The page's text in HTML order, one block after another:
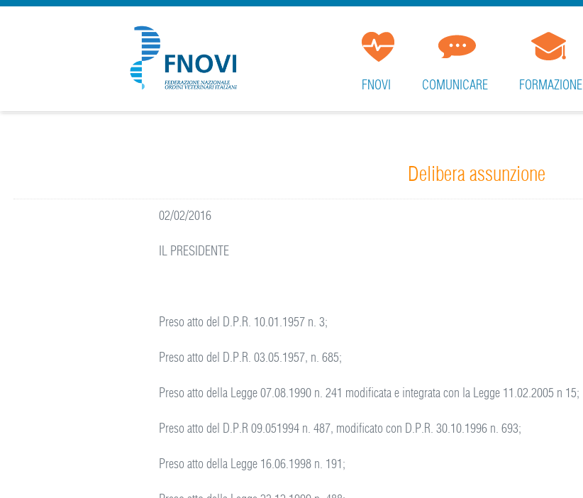
FNOVI COMUNICARE FORMAZIONE
Delibera assunzione
02/02/2016
IL PRESIDENTE
Preso atto del D.P.R. 10.01.1957 n. 3;
Preso atto del D.P.R. 03.05.1957, n. 685;
Preso atto della Legge 07.08.1990 n. 241 modificata e integrata con la Legge 11.02.2005 n 15;
Preso atto del D.P.R 09.051994 n. 487, modificato con D.P.R. 30.10.1996 n. 693;
Preso atto della Legge 16.06.1998 n. 191;